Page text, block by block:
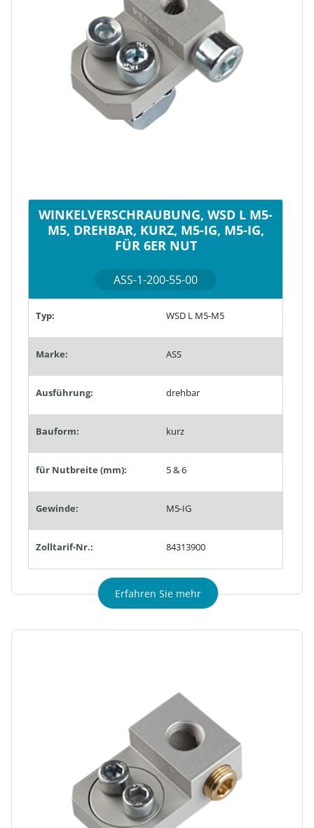
WINKELVERSCHRAUBUNG, WSD L M5-
M5, DREHBAR, KURZ, M5-IG, M5-IG,
FÜR 6ER NUT
ASS-1-200-55-00
Typ: WSD L M5-M5
Marke: ASS
Ausführung: drehbar
Bauform: kurz
für Nutbreite (mm): 5 & 6
Gewinde: M5-IG
Zolltarif-Nr.: 84313900
Erfahren Sie mehr